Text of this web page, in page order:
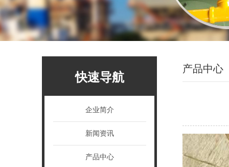
1 2 2
快速导航
企业简介
新闻资讯
产品中心
产品中心